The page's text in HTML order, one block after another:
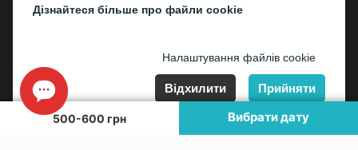
500-600 грн Вибрати дату
mail@kontramarka.ua
Дізнайтеся більше про файли cookie
Налаштування файлів cookie
Відхилити Прийняти